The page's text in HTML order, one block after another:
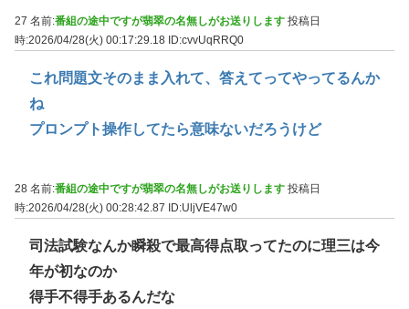
27 名前:番組の途中ですが翡翠の名無しがお送りします 投稿日
時:2026/04/28(火) 00:17:29.18 ID:cvvUqRRQ0
これ問題文そのまま入れて、答えてってやってるんか
ね
プロンプト操作してたら意味ないだろうけど
28 名前:番組の途中ですが翡翠の名無しがお送りします 投稿日
時:2026/04/28(火) 00:28:42.87
ID:UljVE47w0
司法試験なんか瞬殺で最高得点取ってたのに理三は今
年が初なのか
得手不得手あるんだな